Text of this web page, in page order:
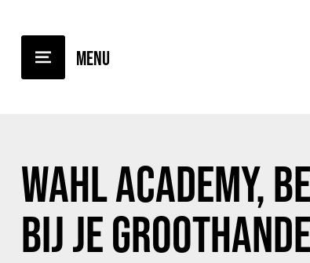
WAHL ACADEMY,
BIJ JE